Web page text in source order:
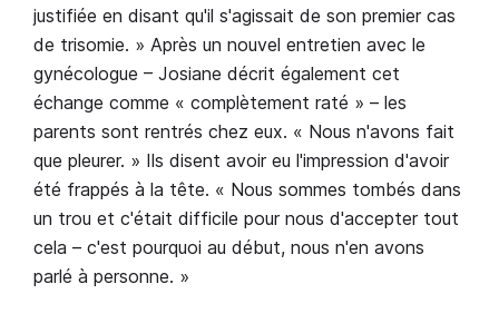
justifiée en disant qu'il s'agissait de son premier cas
de trisomie. » Après un nouvel entretien avec le
gynécologue – Josiane décrit également cet
échange comme « complètement raté » – les
parents sont rentrés chez eux. « Nous n'avons fait
que pleurer. » Ils disent avoir eu l'impression d'avoir
été frappés à la tête. « Nous sommes tombés dans
un trou et c'était difficile pour nous d'accepter tout
cela – c'est pourquoi au début, nous n'en avons
parlé à personne. »